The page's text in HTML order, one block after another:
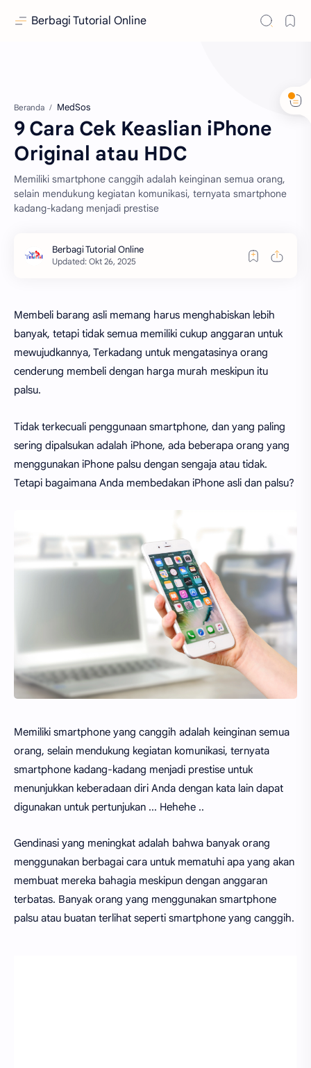
Berbagi Tutorial Online
Beranda MedSos
9 Cara Cek Keaslian iPhone
Original atau HDC
Memiliki smartphone canggih adalah keinginan semua orang,
selain mendukung kegiatan komunikasi, ternyata smartphone
kadang-kadang menjadi prestise
Membeli barang asli memang harus menghabiskan lebih
banyak, tetapi tidak semua memiliki cukup anggaran untuk
mewujudkannya, Terkadang untuk mengatasinya orang
cenderung membeli dengan harga murah meskipun itu
palsu.
Tidak terkecuali penggunaan smartphone, dan yang paling
sering dipalsukan adalah iPhone, ada beberapa orang yang
menggunakan iPhone palsu dengan sengaja atau tidak.
Tetapi bagaimana Anda membedakan iPhone asli dan palsu?
Memiliki smartphone yang canggih adalah keinginan semua
orang, selain mendukung kegiatan komunikasi, ternyata
smartphone kadang-kadang menjadi prestise untuk
menunjukkan keberadaan diri Anda dengan kata lain dapat
digunakan untuk pertunjukan ... Hehehe ..
Gendinasi yang meningkat adalah bahwa banyak orang
menggunakan berbagai cara untuk mematuhi apa yang akan
membuat mereka bahagia meskipun dengan anggaran
terbatas. Banyak orang yang menggunakan smartphone
palsu atau buatan terlihat seperti smartphone yang canggih.